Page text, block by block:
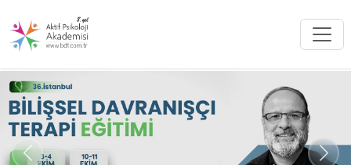
Bilişsel ve Davranışçı Terapiler
Önceki